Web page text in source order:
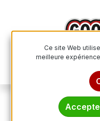
HEIDENAU 100/
Ce site Web
meilleure